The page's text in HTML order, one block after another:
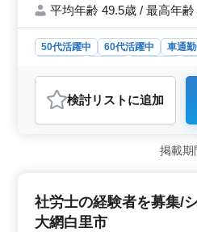
平均年齢 49.5歳 / 最高年齢
50代活躍中 60代活躍中 車通
調理師・調
検討リスト に追加
掲載
社労士の経験者を募集/
大網白里市